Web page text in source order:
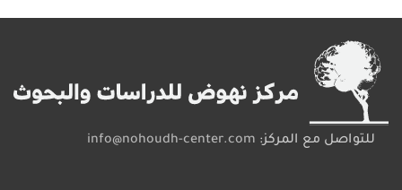
للتواصل مع المركز: info@nohoudh-center.com